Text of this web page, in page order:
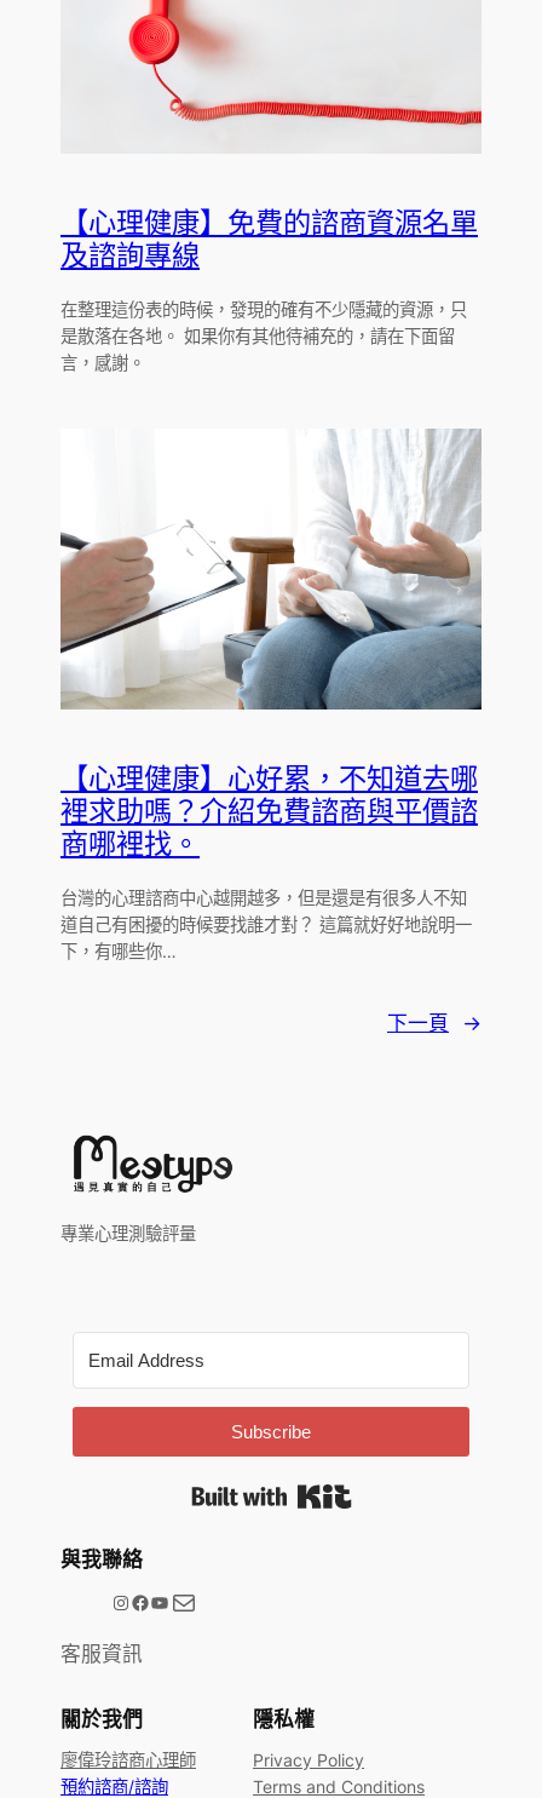
【心理健康】免費的諮商資源名單
及諮詢專線
在整理這份表的時候，發現的確有不少隱藏的資源，只
是散落在各地。 如果你有其他待補充的，請在下面留
言，感謝。
【心理健康】心好累，不知道去哪
裡求助嗎？介紹免費諮商與平價諮
商哪裡找。
台灣的心理諮商中心越開越多，但是還是有很多人不知
道自己有困擾的時候要找誰才對？ 這篇就好好地說明一
下，有哪些你…
下一頁 →
專業心理測驗評量
Subscribe
與我聯絡
@meetype.tw Facebook YouTube 電子郵件
客服資訊
關於我們
廖偉玲諮商心理師
預約諮商/諮詢
隱私權
Privacy Policy
Terms and Conditions